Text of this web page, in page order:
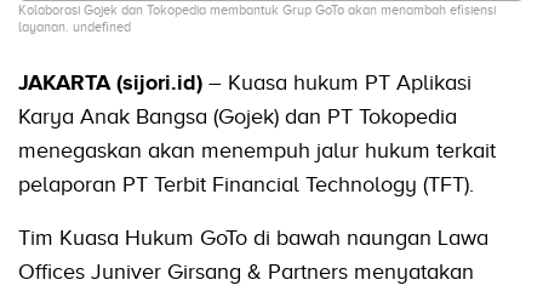
Kolaborasi Gojek dan Tokopedia membantuk Grup GoTo akan menambah efisiensi
layanan. undefined
JAKARTA (sijori.id) – Kuasa hukum PT Aplikasi
Karya Anak Bangsa (Gojek) dan PT Tokopedia
menegaskan akan menempuh jalur hukum terkait
pelaporan PT Terbit Financial Technology (TFT).
Tim Kuasa Hukum GoTo di bawah naungan Lawa
Offices Juniver Girsang & Partners menyatakan